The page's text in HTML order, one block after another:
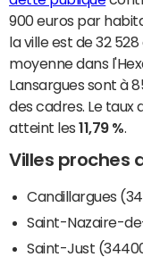
900 euros par
la ville est de 32
moyenne dans
Lansargues sont à
des cadres. Le
atteint les11,79 %.
Villes proches
Candillargues
Saint-Nazaire-
Saint-Just